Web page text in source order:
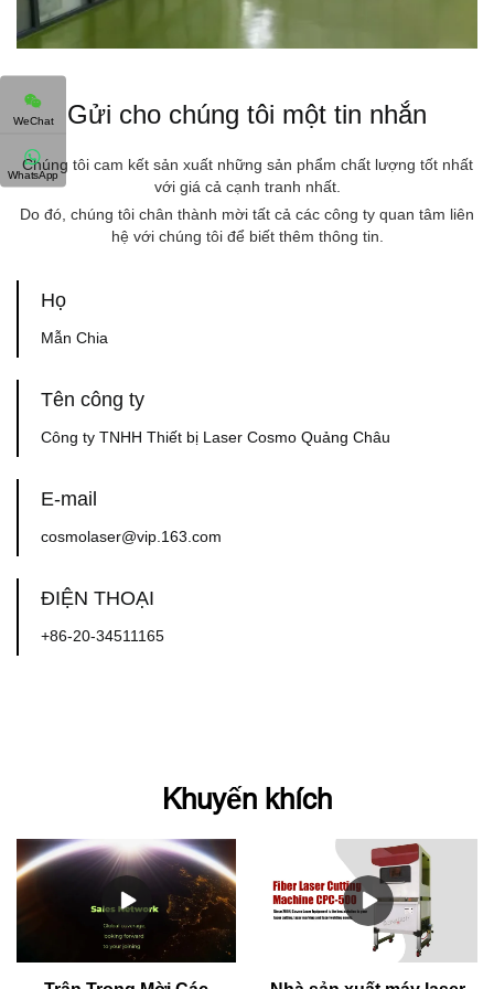
Gửi cho chúng tôi một tin nhắn
Chúng tôi cam kết sản xuất những sản phẩm chất lượng tốt nhất
với giá cả cạnh tranh nhất.
Do đó, chúng tôi chân thành mời tất cả các công ty quan tâm liên
hệ với chúng tôi để biết thêm thông tin.
Họ
Mẫn Chia
Tên công ty
Công ty TNHH Thiết bị Laser Cosmo Quảng Châu
E-mail
cosmolaser@vip.163.com
ĐIỆN THOẠI
+86-20-34511165
Khuyến khích
WeChat
WhatsApp